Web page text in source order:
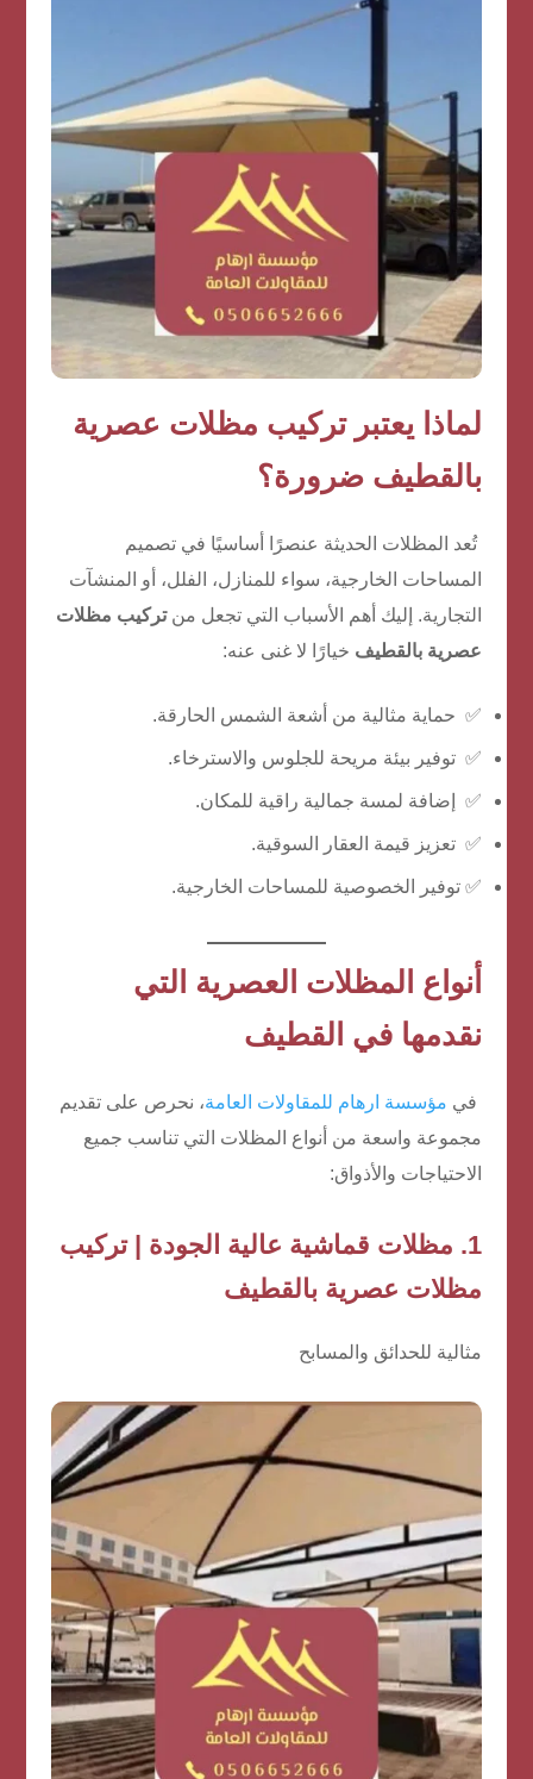
لماذا يعتبر تركيب مظلات عصرية
بالقطيف ضرورة؟
تُعد المظلات الحديثة عنصرًا أساسيًا في تصميم
المساحات الخارجية، سواء للمنازل، الفلل، أو المنشآت
التجارية. إليك أهم الأسباب التي تجعل منتركيب مظلات
عصرية بالقطيف خيارًا لا غنى عنه:
✅ حماية مثالية من أشعة الشمس الحارقة.
✅ توفير بيئة مريحة للجلوس والاسترخاء.
✅ إضافة لمسة جمالية راقية للمكان.
✅ تعزيز قيمة العقار السوقية.
✅ توفير الخصوصية للمساحات الخارجية.
أنواع المظلات العصرية التي
نقدمها في القطيف
في مؤسسة ارهام للمقاولات العامة، نحرص على تقديم
مجموعة واسعة من أنواع المظلات التي تناسب جميع
الاحتياجات والأذواق:
1. مظلات قماشية عالية الجودة | تركيب
مظلات عصرية بالقطيف
مثالية للحدائق والمسابح